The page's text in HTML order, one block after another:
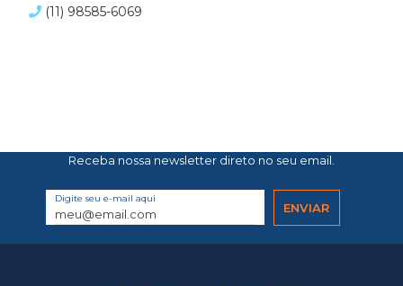
(11) 98585-6069
Receba nossa newsletter direto no seu email.
Digite seu e-mail aqui